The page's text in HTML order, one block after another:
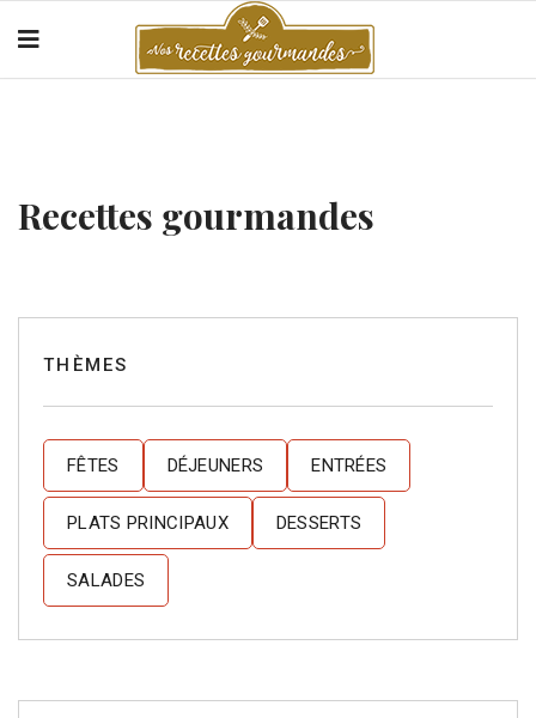
Recettes gourmandes
THÈMES
FÊTES DÉJEUNERS ENTRÉES
PLATS PRINCIPAUX DESSERTS
SALADES